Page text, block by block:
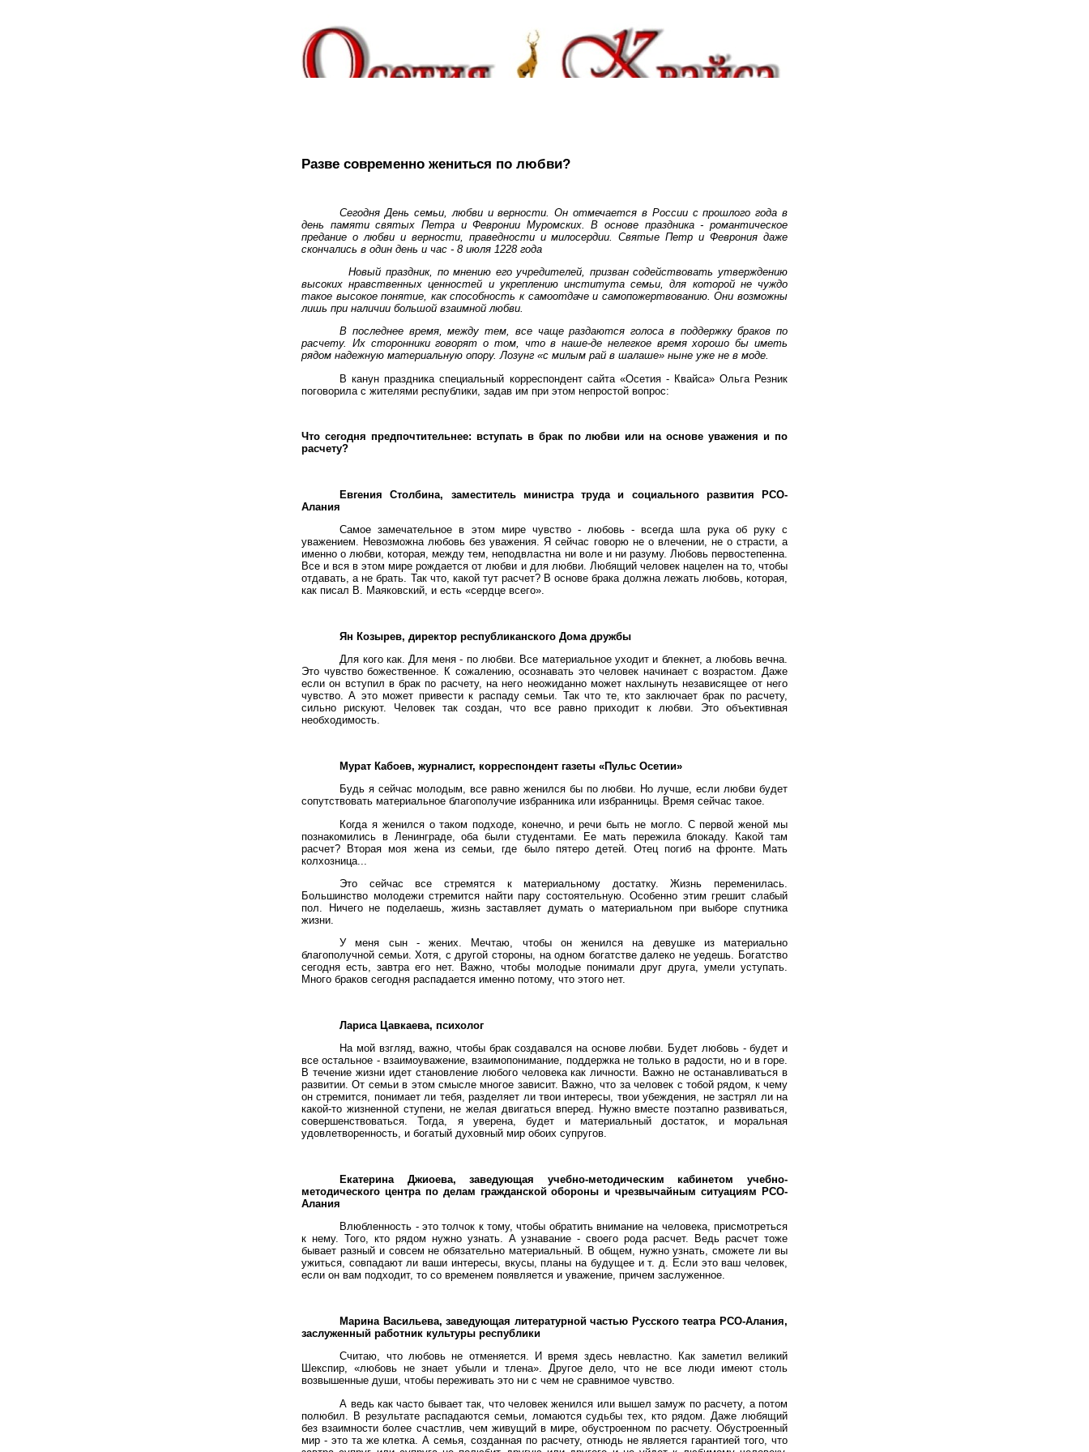
Разве современно жениться по любви?
Сегодня День семьи, любви и верности. Он отмечается в России с прошлого года в
день памяти святых Петра и Февронии Муромских. В основе праздника - романтическое
предание о любви и верности, праведности и милосердии. Святые Петр и Феврония даже
скончались в один день и час - 8 июля 1228 года
Новый праздник, по мнению его учредителей, призван содействовать утверждению
высоких нравственных ценностей и укреплению института семьи, для которой не чуждо
такое высокое понятие, как способность к самоотдаче и самопожертвованию. Они возможны
лишь при наличии большой взаимной любви.
В последнее время, между тем, все чаще раздаются голоса в поддержку браков по
расчету. Их сторонники говорят о том, что в наше-де нелегкое время хорошо бы иметь
рядом надежную материальную опору. Лозунг «с милым рай в шалаше» ныне уже не в моде.
В канун праздника специальный корреспондент сайта «Осетия - Квайса» Ольга Резник
поговорила с жителями республики, задав им при этом непростой вопрос:
Что сегодня предпочтительнее: вступать в брак по любви или на основе уважения и по
расчету?
Евгения Столбина, заместитель министра труда и социального развития РСО-
Алания
Самое замечательное в этом мире чувство - любовь - всегда шла рука об руку с
уважением. Невозможна любовь без уважения. Я сейчас говорю не о влечении, не о страсти, а
именно о любви, которая, между тем, неподвластна ни воле и ни разуму. Любовь первостепенна.
Все и вся в этом мире рождается от любви и для любви. Любящий человек нацелен на то, чтобы
отдавать, а не брать. Так что, какой тут расчет? В основе брака должна лежать любовь, которая,
как писал В. Маяковский, и есть «сердце всего».
Ян Козырев, директор республиканского Дома дружбы
Для кого как. Для меня - по любви. Все материальное уходит и блекнет, а любовь вечна.
Это чувство божественное. К сожалению, осознавать это человек начинает с возрастом. Даже
если он вступил в брак по расчету, на него неожиданно может нахлынуть независящее от него
чувство. А это может привести к распаду семьи. Так что те, кто заключает брак по расчету,
сильно рискуют. Человек так создан, что все равно приходит к любви. Это объективная
необходимость.
Мурат Кабоев, журналист, корреспондент газеты «Пульс Осетии»
Будь я сейчас молодым, все равно женился бы по любви. Но лучше, если любви будет
сопутствовать материальное благополучие избранника или избранницы. Время сейчас такое.
Когда я женился о таком подходе, конечно, и речи быть не могло. С первой женой мы
познакомились в Ленинграде, оба были студентами. Ее мать пережила блокаду. Какой там
расчет? Вторая моя жена из семьи, где было пятеро детей. Отец погиб на фронте. Мать
колхозница...
Это сейчас все стремятся к материальному достатку. Жизнь переменилась.
Большинство молодежи стремится найти пару состоятельную. Особенно этим грешит слабый
пол. Ничего не поделаешь, жизнь заставляет думать о материальном при выборе спутника
жизни.
У меня сын - жених. Мечтаю, чтобы он женился на девушке из материально
благополучной семьи. Хотя, с другой стороны, на одном богатстве далеко не уедешь. Богатство
сегодня есть, завтра его нет. Важно, чтобы молодые понимали друг друга, умели уступать.
Много браков сегодня распадается именно потому, что этого нет.
Лариса Цавкаева, психолог
На мой взгляд, важно, чтобы брак создавался на основе любви. Будет любовь - будет и
все остальное - взаимоуважение, взаимопонимание, поддержка не только в радости, но и в горе.
В течение жизни идет становление любого человека как личности. Важно не останавливаться в
развитии. От семьи в этом смысле многое зависит. Важно, что за человек с тобой рядом, к чему
он стремится, понимает ли тебя, разделяет ли твои интересы, твои убеждения, не застрял ли на
какой-то жизненной ступени, не желая двигаться вперед. Нужно вместе поэтапно развиваться,
совершенствоваться. Тогда, я уверена, будет и материальный достаток, и моральная
удовлетворенность, и богатый духовный мир обоих супругов.
Екатерина Джиоева, заведующая учебно-методическим кабинетом учебно-
методического центра по делам гражданской обороны и чрезвычайным ситуациям РСО-
Алания
Влюбленность - это толчок к тому, чтобы обратить внимание на человека, присмотреться
к нему. Того, кто рядом нужно узнать. А узнавание - своего рода расчет. Ведь расчет тоже
бывает разный и совсем не обязательно материальный. В общем, нужно узнать, сможете ли вы
ужиться, совпадают ли ваши интересы, вкусы, планы на будущее и т. д. Если это ваш человек,
если он вам подходит, то со временем появляется и уважение, причем заслуженное.
Марина Васильева, заведующая литературной частью Русского театра РСО-Алания,
заслуженный работник культуры республики
Считаю, что любовь не отменяется. И время здесь невластно. Как заметил великий
Шекспир, «любовь не знает убыли и тлена». Другое дело, что не все люди имеют столь
возвышенные души, чтобы переживать это ни с чем не сравнимое чувство.
А ведь как часто бывает так, что человек женился или вышел замуж по расчету, а потом
полюбил. В результате распадаются семьи, ломаются судьбы тех, кто рядом. Даже любящий
без взаимности более счастлив, чем живущий в мире, обустроенном по расчету. Обустроенный
мир - это та же клетка. А семья, созданная по расчету, отнюдь не является гарантией того, что